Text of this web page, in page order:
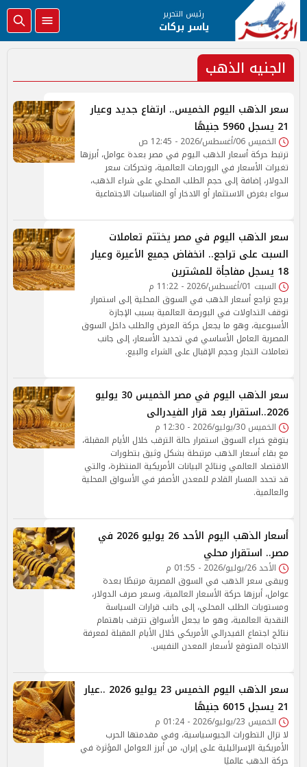
رئيس التحرير
ياسر بركات
الجنيه الذهب
سعر الذهب اليوم الخميس.. ارتفاع جديد وعيار
21 يسجل 5960 جنيهًا
الخميس 06/أغسطس/2026 - 12:45 ص
ترتبط حركة أسعار الذهب اليوم في مصر بعدة عوامل، أبرزها
تغيرات الأسعار في البورصات العالمية، وتحركات سعر
الدولار، إضافة إلى حجم الطلب المحلي على شراء الذهب،
سواء بغرض الاستثمار أو الادخار أو المناسبات الاجتماعية
سعر الذهب اليوم في مصر يختتم تعاملات
السبت على تراجع.. انخفاض جميع الأعيرة وعيار
18 يسجل مفاجأة للمشترين
السبت 01/أغسطس/2026 - 11:22 م
يرجع تراجع أسعار الذهب في السوق المحلية إلى استمرار
توقف التداولات في البورصة العالمية بسبب الإجازة
الأسبوعية، وهو ما يجعل حركة العرض والطلب داخل السوق
المصرية العامل الأساسي في تحديد الأسعار، إلى جانب
تعاملات التجار وحجم الإقبال على الشراء والبيع.
سعر الذهب اليوم في مصر الخميس 30 يوليو
2026..استقرار بعد قرار الفيدرالى
الخميس 30/يوليو/2026 - 12:30 م
يتوقع خبراء السوق استمرار حالة الترقب خلال الأيام المقبلة،
مع بقاء أسعار الذهب مرتبطة بشكل وثيق بتطورات
الاقتصاد العالمي ونتائج البيانات الأمريكية المنتظرة، والتي
قد تحدد المسار القادم للمعدن الأصفر في الأسواق المحلية
والعالمية.
أسعار الذهب اليوم الأحد 26 يوليو 2026 في
مصر.. استقرار محلي
الأحد 26/يوليو/2026 - 01:55 م
ويبقى سعر الذهب في السوق المصرية مرتبطًا بعدة
عوامل، أبرزها حركة الأسعار العالمية، وسعر صرف الدولار،
ومستويات الطلب المحلي، إلى جانب قرارات السياسة
النقدية العالمية، وهو ما يجعل الأسواق تترقب باهتمام
نتائج اجتماع الفيدرالي الأمريكي خلال الأيام المقبلة لمعرفة
الاتجاه المتوقع لأسعار المعدن النفيس.
سعر الذهب اليوم الخميس 23 يوليو 2026 ..عيار
21 يسجل 6015 جنيهًا
الخميس 23/يوليو/2026 - 01:24 م
لا تزال التطورات الجيوسياسية، وفي مقدمتها الحرب
الأمريكية الإسرائيلية على إيران، من أبرز العوامل المؤثرة في
حركة الذهب عالميًا